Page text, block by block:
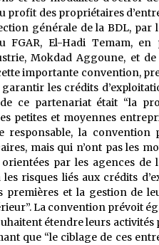
profit des propriétaires
générale de la BDL,
El-Hadi Temam, en
Mokdad Aggoune, et
importante convention,
les crédits
ce partenariat était “la
petites et moyennes
responsable, la
mais qui n’ont pas les
par les agences
risques liés aux crédits
premières et la gestion de
La convention prévoit
étendre leurs
que “le ciblage de ces